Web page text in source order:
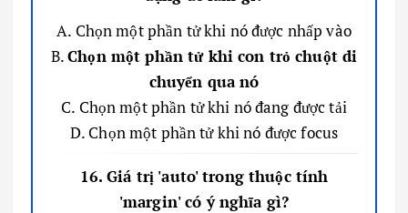
A. Chọn một phần tử khi nó được nhấp vào
B.Chọn một phần tử khi con trỏ chuột di
chuyển qua nó
C. Chọn một phần tử khi nó đang được tải
D. Chọn một phần tử khi nó được focus
16. Giá trị 'auto' trong thuộc tính
'margin' có ý nghĩa gì?